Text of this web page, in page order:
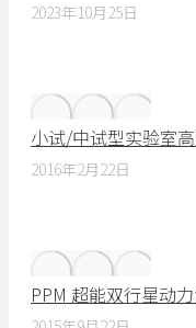
2023年10月25日
小试/中试型实验室
2016年2月22日
PPM 超能双行星动